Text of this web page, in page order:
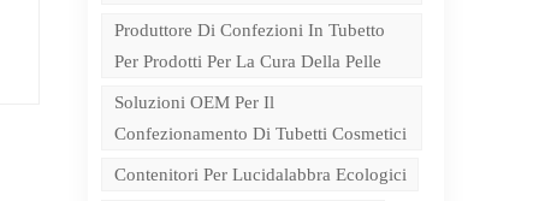
Produttore Di Confezioni In Tubetto
Per Prodotti Per La Cura Della Pelle
Soluzioni OEM Per Il
Confezionamento Di Tubetti Cosmetici
Contenitori Per Lucidalabbra Ecologici